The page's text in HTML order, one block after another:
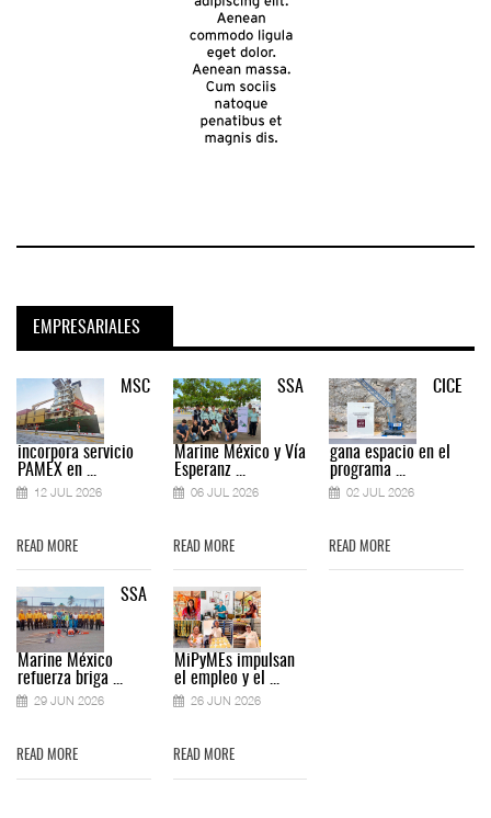
EMPRESARIALES
MSC
incorpora servicio
PAMEX en ...
12 JUL 2026
READ MORE
SSA
Marine México
refuerza briga ...
29 JUN 2026
READ MORE
SSA
Marine México y Vía
Esperanz ...
06 JUL 2026
READ MORE
MiPyMEs impulsan
el empleo y el ...
26 JUN 2026
READ MORE
CICE
gana espacio en el
programa ...
02 JUL 2026
READ MORE